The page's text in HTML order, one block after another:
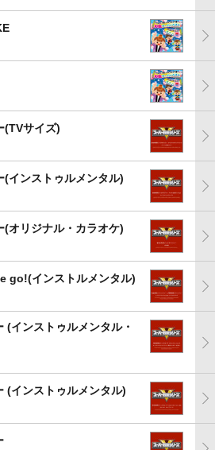
(TVサイズ)
インストゥルメンタル)
オリジナル・カラオケ)
go!(インストルメンタル)
インストゥルメンタル・
インストゥルメンタル)